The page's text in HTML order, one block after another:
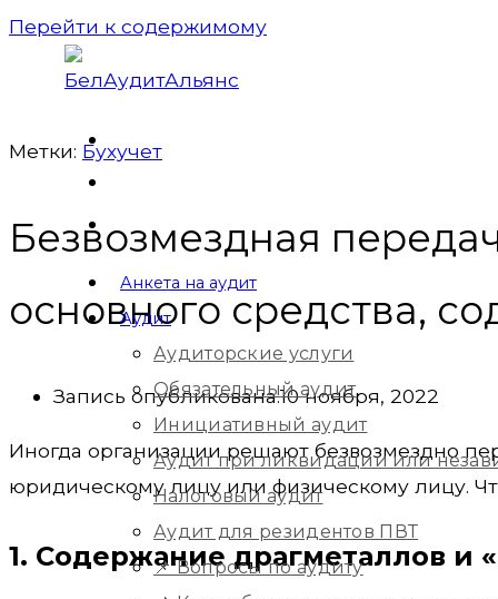
Перейти к содержимому
Анкета на аудит
Аудит
Аудиторские услуги
Обязательный аудит
Инициативный аудит
Аудит при ликвидации или
Налоговый аудит
Аудит для резидентов ПВТ
📌 Вопросы по аудиту
Метки: Бухучет
Безвозмездная
основного средства,
Запись опубликована:10 ноября, 2022
Иногда организации решают безвозмездно
юридическому лицу или физическому лицу.
1. Содержание драгметаллов и